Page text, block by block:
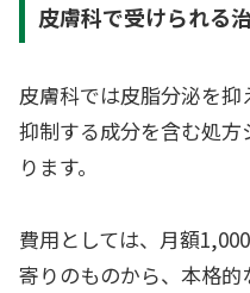
皮膚科で受けられる
皮膚科では皮脂分泌を
抑制する成分を含む処
ります。
費用としては、月額
寄りのものから、本格